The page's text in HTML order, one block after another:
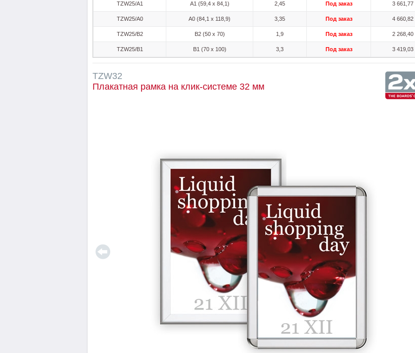
TZW25/A1 A1 (59,4 x 84,1) 2,45 Под заказ 3 661,77
TZW25/A0 A0 (84,1 x 118,9) 3,35 Под заказ 4 660,82
TZW25/B2 B2 (50 x 70) 1,9 Под заказ 2 268,40
TZW25/B1 B1 (70 x 100) 3,3 Под заказ 3 419,03
TZW32
Плакатная рамка на клик-системе 32 мм